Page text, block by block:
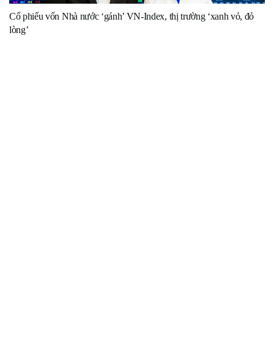
Cổ phiếu vốn Nhà nước ‘gánh’ VN-Index, thị trường ‘xanh vỏ, đỏ
lòng’